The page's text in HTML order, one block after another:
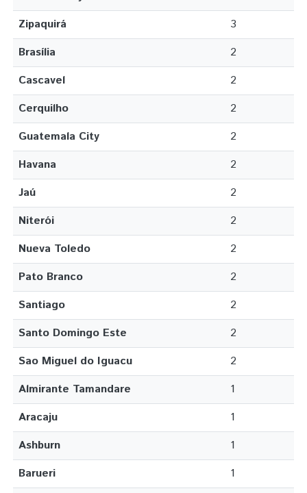
Zipaquirá
3
Brasília
2
Cascavel
2
Cerquilho
2
Guatemala City
2
Havana
2
Jaú
2
Niterói
2
Nueva Toledo
2
Pato Branco
2
Santiago
2
Santo Domingo Este
2
Sao Miguel do Iguacu
2
Almirante Tamandare
1
Aracaju
1
Ashburn
1
Barueri
1